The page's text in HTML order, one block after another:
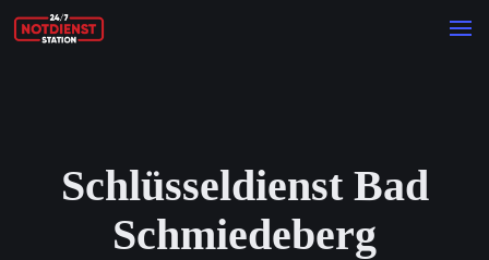
Schlüsseldienst Bad
Schmiedeberg